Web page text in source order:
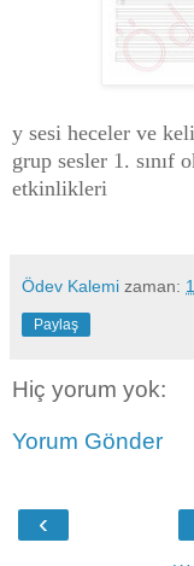
y sesi heceler ve
grup sesler 1. sınıf
etkinlikleri
Ödev Kalemi zaman:
Paylaş
Hiç yorum yok:
Yorum Gönder
‹